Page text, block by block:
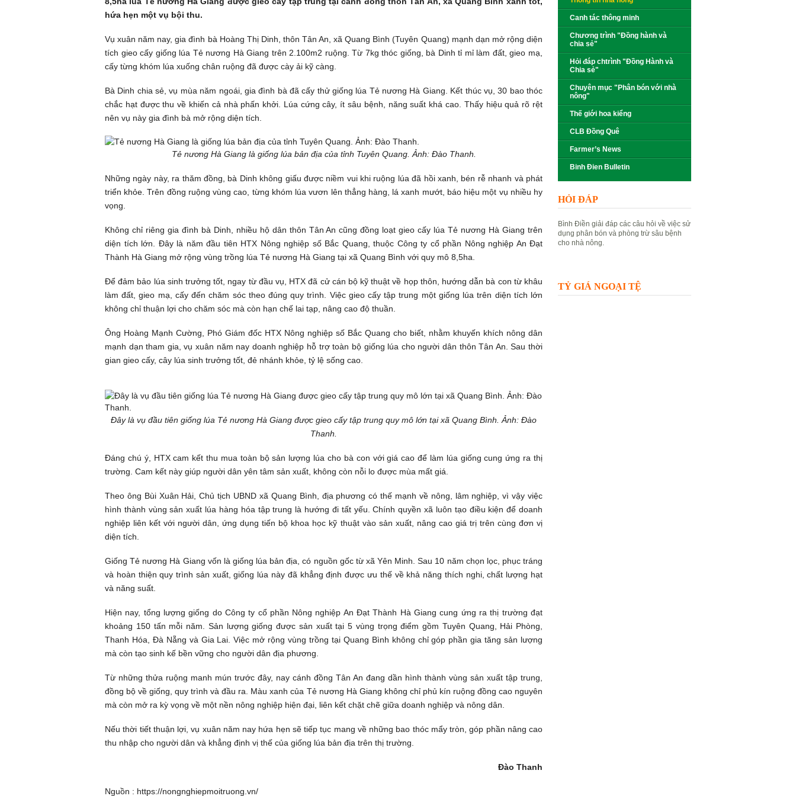
hứa hẹn một vụ bội thu.
Vụ xuân năm nay, gia đình bà Hoàng Thị Dinh, thôn Tân An, xã Quang Bình (Tuyên Quang) mạnh dạn mở rộng diện
tích gieo cấy giống lúa Tẻ nương Hà Giang trên 2.100m2 ruộng. Từ 7kg thóc giống, bà Dinh tỉ mỉ làm đất, gieo mạ,
cấy từng khóm lúa xuống chân ruộng đã được cày ải kỹ càng.
Bà Dinh chia sẻ, vụ mùa năm ngoái, gia đình bà đã cấy thử giống lúa Tẻ nương Hà Giang. Kết thúc vụ, 30 bao thóc
chắc hạt được thu về khiến cả nhà phấn khởi. Lúa cứng cây, ít sâu bệnh, năng suất khá cao. Thấy hiệu quả rõ rệt
nên vụ này gia đình bà mở rộng diện tích.
Tẻ nương Hà Giang là giống lúa bản địa của tỉnh Tuyên Quang. Ảnh: Đào Thanh.
Những ngày này, ra thăm đồng, bà Dinh không giấu được niềm vui khi ruộng lúa đã hồi xanh, bén rễ nhanh và phát
triển khỏe. Trên đồng ruộng vùng cao, từng khóm lúa vươn lên thẳng hàng, lá xanh mướt, báo hiệu một vụ nhiều hy
vọng.
Không chỉ riêng gia đình bà Dinh, nhiều hộ dân thôn Tân An cũng đồng loạt gieo cấy lúa Tẻ nương Hà Giang trên
diện tích lớn. Đây là năm đầu tiên HTX Nông nghiệp số Bắc Quang, thuộc Công ty cổ phần Nông nghiệp An Đạt
Thành Hà Giang mở rộng vùng trồng lúa Tẻ nương Hà Giang tại xã Quang Bình với quy mô 8,5ha.
Để đảm bảo lúa sinh trưởng tốt, ngay từ đầu vụ, HTX đã cử cán bộ kỹ thuật về họp thôn, hướng dẫn bà con từ khâu
làm đất, gieo mạ, cấy đến chăm sóc theo đúng quy trình. Việc gieo cấy tập trung một giống lúa trên diện tích lớn
không chỉ thuận lợi cho chăm sóc mà còn hạn chế lai tạp, nâng cao độ thuần.
Ông Hoàng Mạnh Cường, Phó Giám đốc HTX Nông nghiệp số Bắc Quang cho biết, nhằm khuyến khích nông dân
mạnh dạn tham gia, vụ xuân năm nay doanh nghiệp hỗ trợ toàn bộ giống lúa cho người dân thôn Tân An. Sau thời
gian gieo cấy, cây lúa sinh trưởng tốt, đẻ nhánh khỏe, tỷ lệ sống cao.
Đây là vụ đầu tiên giống lúa Tẻ nương Hà Giang được gieo cấy tập trung quy mô lớn tại xã Quang Bình. Ảnh: Đào
Thanh.
Đáng chú ý, HTX cam kết thu mua toàn bộ sản lượng lúa cho bà con với giá cao để làm lúa giống cung ứng ra thị
trường. Cam kết này giúp người dân yên tâm sản xuất, không còn nỗi lo được mùa mất giá.
Theo ông Bùi Xuân Hải, Chủ tịch UBND xã Quang Bình, địa phương có thế mạnh về nông, lâm nghiệp, vì vậy việc
hình thành vùng sản xuất lúa hàng hóa tập trung là hướng đi tất yếu. Chính quyền xã luôn tạo điều kiện để doanh
nghiệp liên kết với người dân, ứng dụng tiến bộ khoa học kỹ thuật vào sản xuất, nâng cao giá trị trên cùng đơn vị
diện tích.
Giống Tẻ nương Hà Giang vốn là giống lúa bản địa, có nguồn gốc từ xã Yên Minh. Sau 10 năm chọn lọc, phục tráng
và hoàn thiện quy trình sản xuất, giống lúa này đã khẳng định được ưu thế về khả năng thích nghi, chất lượng hạt
và năng suất.
Hiện nay, tổng lượng giống do Công ty cổ phần Nông nghiệp An Đạt Thành Hà Giang cung ứng ra thị trường đạt
khoảng 150 tấn mỗi năm. Sản lượng giống được sản xuất tại 5 vùng trọng điểm gồm Tuyên Quang, Hải Phòng,
Thanh Hóa, Đà Nẵng và Gia Lai. Việc mở rộng vùng trồng tại Quang Bình không chỉ góp phần gia tăng sản lượng
mà còn tạo sinh kế bền vững cho người dân địa phương.
Từ những thửa ruộng manh mún trước đây, nay cánh đồng Tân An đang dần hình thành vùng sản xuất tập trung,
đồng bộ về giống, quy trình và đầu ra. Màu xanh của Tẻ nương Hà Giang không chỉ phủ kín ruộng đồng cao nguyên
mà còn mở ra kỳ vọng về một nền nông nghiệp hiện đại, liên kết chặt chẽ giữa doanh nghiệp và nông dân.
Nếu thời tiết thuận lợi, vụ xuân năm nay hứa hẹn sẽ tiếp tục mang về những bao thóc mẩy tròn, góp phần nâng cao
thu nhập cho người dân và khẳng định vị thế của giống lúa bản địa trên thị trường.
Đào Thanh
Nguồn : https://nongnghiepmoitruong.vn/
Canh tác thông minh
Chương trình "Đồng hành và
chia sẻ"
Hỏi đáp chtrình "Đồng Hành và
Chia sẻ"
Chuyên mục "Phân bón với nhà
nông"
Thế giới hoa kiểng
CLB Đồng Quê
Farmer’s News
Binh Đien Bulletin
HỎI ĐÁP
Bình Điền giải đáp các câu hỏi về việc sử
dụng phân bón và phòng trừ sâu bệnh
cho nhà nông.
TỶ GIÁ NGOẠI TỆ